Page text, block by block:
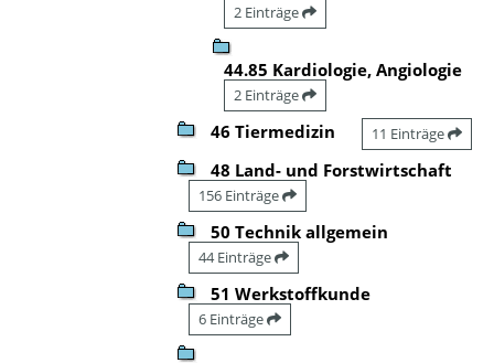
2 Einträge
44.85 Kardiologie, Angiologie
2 Einträge
46 Tiermedizin 11 Einträge
48 Land- und Forstwirtschaft
156 Einträge
50 Technik allgemein
44 Einträge
51 Werkstoffkunde
6 Einträge